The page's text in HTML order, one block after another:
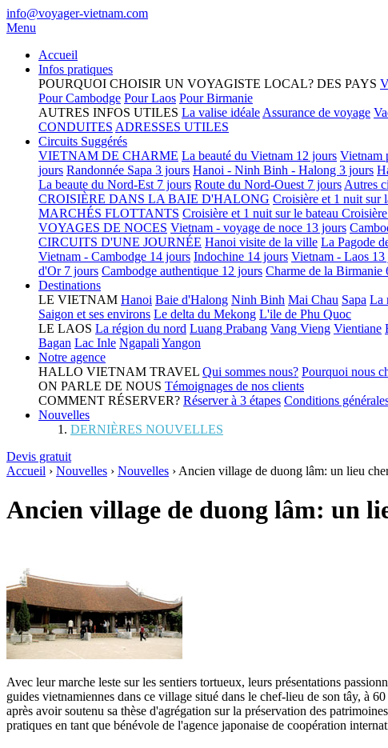
info@voyager-vietnam.com
Menu
Accueil
Infos pratiques
POURQUOI CHOISIR UN VOYAGISTE LOCAL? DES PAYS
Pour Cambodge Pour Laos Pour Birmanie
AUTRES INFOS UTILES La valise idéale Assurance de voyage
CONDUITES ADRESSES UTILES
Circuits Suggérés
VIETNAM DE CHARME La beauté du Vietnam 12 jours Vietnam
jours Randonnée Sapa 3 jours Hanoi - Ninh Binh - Halong 3 jours
La beaute du Nord-Est 7 jours Route du Nord-Ouest 7 jours Autres
CROISIÈRE DANS LA BAIE D'HALONG Croisière et 1 nuit sur
MARCHÉS FLOTTANTS Croisière et 1 nuit sur le bateau
VOYAGES DE NOCES Vietnam - voyage de noce 13 jours
CIRCUITS D'UNE JOURNÉE Hanoi visite de la ville La Pagode
Vietnam - Cambodge 14 jours Indochine 14 jours Vietnam - Laos 13
d'Or 7 jours Cambodge authentique 12 jours Charme de la Birmanie
Destinations
LE VIETNAM Hanoi Baie d'Halong Ninh Binh Mai Chau Sapa La
Saigon et ses environs Le delta du Mekong L'ile de Phu Quoc
LE LAOS La région du nord Luang Prabang Vang Vieng Vientiane
Bagan Lac Inle Ngapali Yangon
Notre agence
HALLO VIETNAM TRAVEL Qui sommes nous? Pourquoi nous
ON PARLE DE NOUS Témoignages de nos clients
COMMENT RÉSERVER? Réserver à 3 étapes Conditions
Nouvelles
DERNIÈRES NOUVELLES
Devis gratuit
Accueil › Nouvelles › Nouvelles › Ancien village de duong lâm: un lieu
Ancien village de duong lâm: un
Avec leur marche leste sur les sentiers tortueux, leurs présentations
guides vietnamiennes dans ce village situé dans le chef-lieu de son tây, à
après avoir soutenu sa thèse d'agrégation sur la préservation des
pratiques en tant que bénévole de l'agence japonaise de coopération